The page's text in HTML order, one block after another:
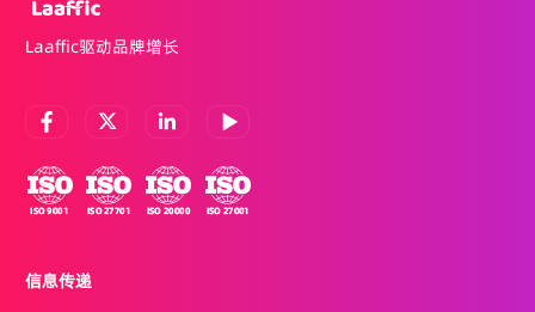
Laaffic驱动品牌增长
信息传递